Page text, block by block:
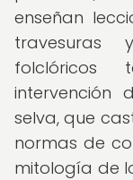
enseñan
travesuras
folclóricos
intervención
selva, que
normas de
mitología de